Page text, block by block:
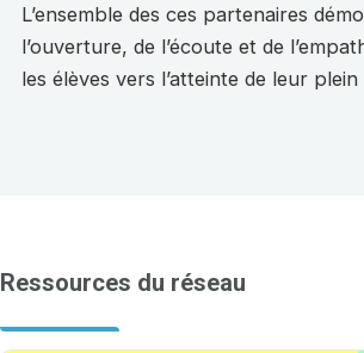
L’ensemble des ces partenaires
l’ouverture, de l’écoute et de
les élèves vers l’atteinte de leur
Ressources du réseau